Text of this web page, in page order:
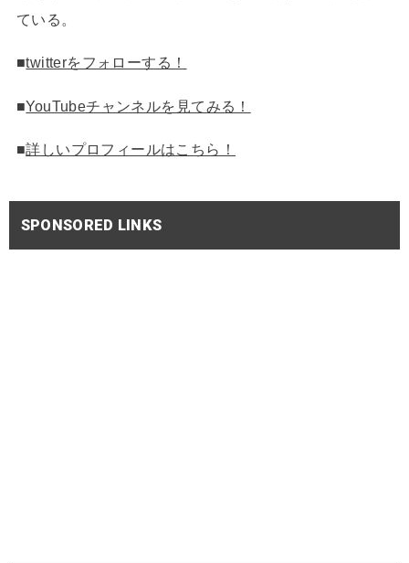
ている。
■twitterをフォローする！
■YouTubeチャンネルを見てみる！
■詳しいプロフィールはこちら！
SPONSORED LINKS